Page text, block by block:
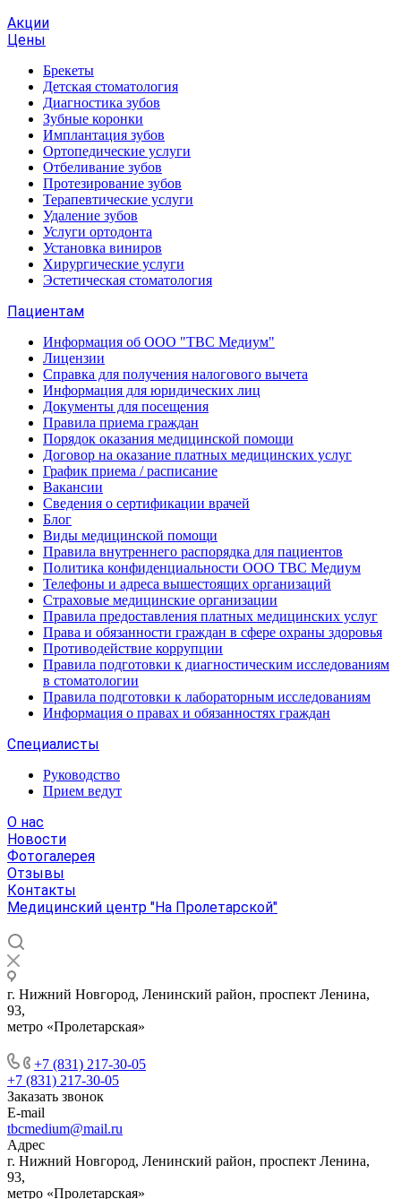
Акции
Цены
Брекеты
Детская стоматология
Диагностика зубов
Зубные коронки
Имплантация зубов
Ортопедические услуги
Отбеливание зубов
Протезирование зубов
Терапевтические услуги
Удаление зубов
Услуги ортодонта
Установка виниров
Хирургические услуги
Эстетическая стоматология
Пациентам
Информация об ООО "ТВС Медиум"
Лицензии
Справка для получения налогового вычета
Информация для юридических лиц
Документы для посещения
Правила приема граждан
Порядок оказания медицинской помощи
Договор на оказание платных медицинских услуг
График приема / расписание
Вакансии
Сведения о сертификации врачей
Блог
Виды медицинской помощи
Правила внутреннего распорядка для пациентов
Политика конфиденциальности ООО ТВС Медиум
Телефоны и адреса вышестоящих организаций
Страховые медицинские организации
Правила предоставления платных медицинских услуг
Права и обязанности граждан в сфере охраны здоровья
Противодействие коррупции
Правила подготовки к диагностическим исследованиям
в стоматологии
Правила подготовки к лабораторным исследованиям
Информация о правах и обязанностях граждан
Специалисты
Руководство
Прием ведут
О нас
Новости
Фотогалерея
Отзывы
Контакты
Медицинский центр "На Пролетарской"
г. Нижний Новгород, Ленинский район, проспект Ленина,
93,
метро «Пролетарская»
+7 (831) 217-30-05
+7 (831) 217-30-05
Заказать звонок
E-mail
tbcmedium@mail.ru
Адрес
г. Нижний Новгород, Ленинский район, проспект Ленина,
93,
метро «Пролетарская»